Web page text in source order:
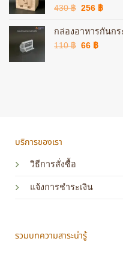
430฿ Original
was:
430 ฿.
256 ฿
is:
กล่องอาหารกันก
110฿ Original
66 ฿Current
บริการของเรา
วิธีการสั่งซื้อ
แจ้งการชำระเงิน
รวมบทความสาระน่ารู้